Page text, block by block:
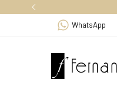
WhatsApp